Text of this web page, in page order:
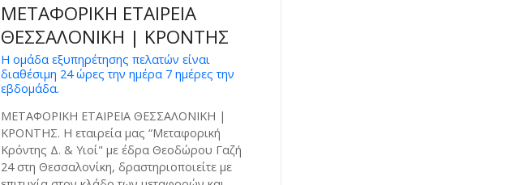
ΜΕΤΑΦΟΡΙΚΗ ΕΤΑΙΡΕΙΑ
ΘΕΣΣΑΛΟΝΙΚΗ | ΚΡΟΝΤΗΣ
Η ομάδα εξυπηρέτησης πελατών είναι
διαθέσιμη 24 ώρες την ημέρα 7 ημέρες την
εβδομάδα.
ΜΕΤΑΦΟΡΙΚΗ ΕΤΑΙΡΕΙΑ ΘΕΣΣΑΛΟΝΙΚΗ |
ΚΡΟΝΤΗΣ. Η εταιρεία μας “Μεταφορική
Κρόντης Δ. & Υιοί" με έδρα Θεοδώρου Γαζή
24 στη Θεσσαλονίκη, δραστηριοποιείτε με